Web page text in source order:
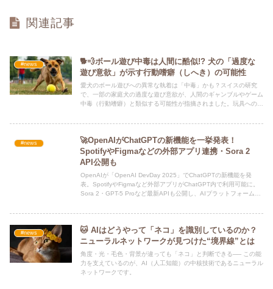
関連記事
#news
🐕💨ボール遊び中毒は人間に酷似!? 犬の「過度な
遊び意欲」が示す行動嗜癖（しへき）の可能性
愛犬のボール遊びへの異常な執着は「中毒」かも？スイスの研究
で、一部の家庭犬の過度な遊び意欲が、人間のギャンブルやゲーム
中毒（行動嗜癖）と類似する可能性が指摘されました。玩具への
#news
🚀OpenAIがChatGPTの新機能を一挙発表！
SpotifyやFigmaなどの外部アプリ連携・Sora 2
API公開も
OpenAIが「OpenAI DevDay 2025」でChatGPTの新機能を発
表。SpotifyやFigmaなど外部アプリがChatGPT内で利用可能に。
Sora 2・GPT-5 Proなど最新APIも公開し、AIプラットフォームと
#news
🐱 AIはどうやって「ネコ」を識別しているのか？
ニューラルネットワークが見つけた“境界線”とは
角度・光・毛色・背景が違っても「ネコ」と判断できる── この能
力を支えているのが、AI（人工知能）の中核技術であるニューラル
ネットワークです。